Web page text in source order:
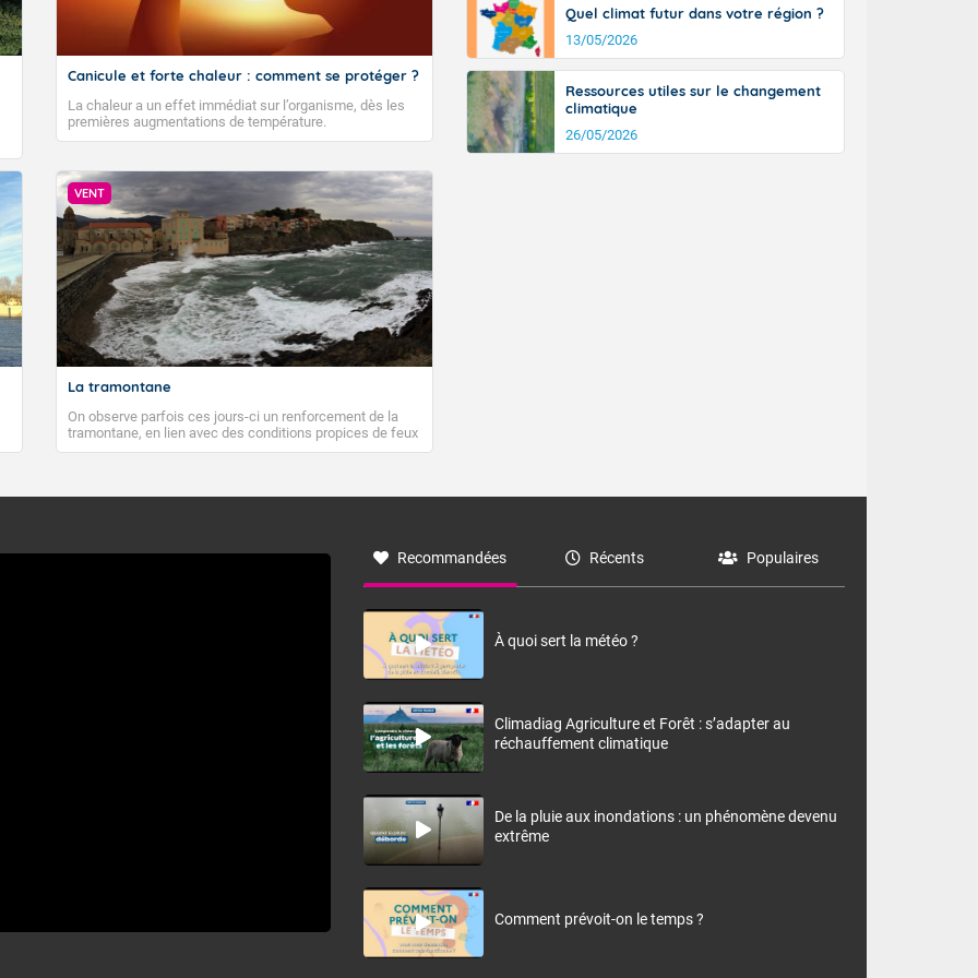
Canicule et forte chaleur : comment se protéger ?
La chaleur a un effet immédiat sur l’organisme, dès les
premières augmentations de température.
VENT
La tramontane
On observe parfois ces jours-ci un renforcement de la
tramontane, en lien avec des conditions propices de feux
de forêt. Mais qu'est-ce que la tramontane ? Quelles sont
à nord-ouest, dans un secteur qui part du Roussillon à la
monts, en allusion aux régions montagneuses d’où
Quel climat futur dans votre région ?
13/05/2026
Ressources utiles sur le changement
climatique
26/05/2026
Recommandées Récents Populaires
À quoi sert la météo ?
Climadiag Agriculture et Forêt : s’adapter au
réchauffement climatique
De la pluie aux inondations : un phénomène devenu
extrême
Comment prévoit-on le temps ?